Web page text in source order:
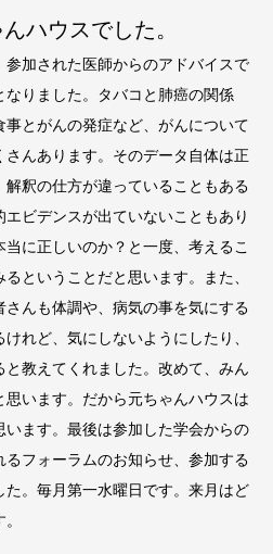
ハウスでした。
加された医師からのアドバイスで
りました。タバコと肺癌の関係
とがんの発症など、がんについて
んあります。そのデータ自体は正
解釈の仕方が違っていることもある
ビデンスが出ていないこともあり
に正しいのか？と一度、考えるこ
ということだと思います。また、
んも体調や、病気の事を気にする
れど、気にしないようにしたり、
教えてくれました。改めて、みん
います。だから元ちゃんハウスは
ます。最後は参加した学会からの
るフォーラムのお知らせ、参加する
。毎月第一水曜日です。来月はど